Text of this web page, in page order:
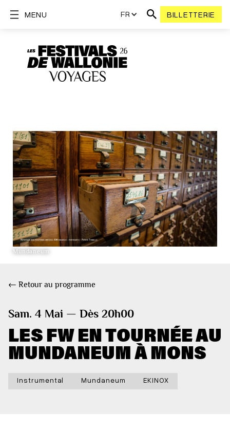
FR BILLETTERIE
MENU
Mundaneum
← Retour au programme
Sam. 4 Mai — Dès 20h00
LES FW EN TOURNÉE AU
MUNDANEUM À MONS
Instrumental Mundaneum EKINOX